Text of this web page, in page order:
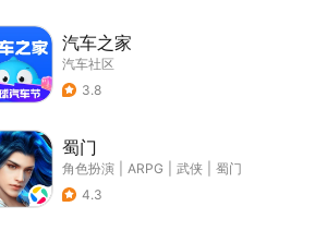
汽车之家
汽车社区
3.8
蜀门
角色扮演 ARPG 武侠
蜀门
4.3